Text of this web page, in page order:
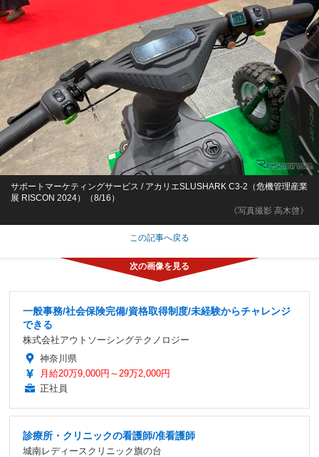
《写真撮影 高木啓》
サポートマーケティングサービス / アカリエSLUSHARK C3-2（危機管理産業
展 RISCON 2024）（8/16）
この記事へ戻る
一般事務/社会保険完備/資格取得制度/未経験からチャレンジ
できる
株式会社アウトソーシングテクノロジー
神奈川県
月給20万9,000円～29万2,000円
正社員
診療所・クリニックの看護師/准看護師
城南レディースクリニック旗の台